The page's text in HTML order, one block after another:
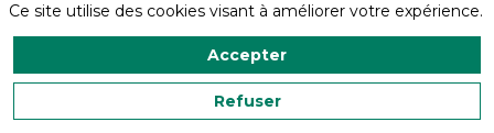
Ce site utilise des cookies visant à améliorer votre expérience.
Accepter
Refuser